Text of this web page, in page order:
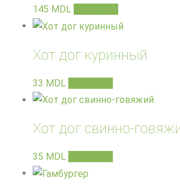
145 MDL
Хот дог куринный
33 MDL
Хот дог свинно-
35 MDL